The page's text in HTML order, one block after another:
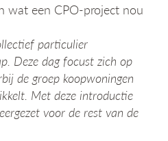
wat een CPO-project nou
particulier
Deze dag focust zich op
de groep koopwoningen
Met deze introductie
voor de rest van de